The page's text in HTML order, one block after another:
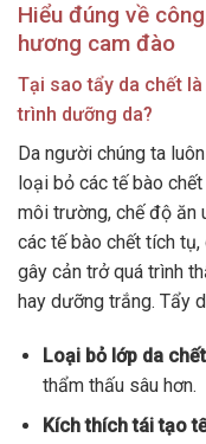
Hiểu đúng về
hương cam đào
Tại sao tẩy da chết
trình dưỡng da?
Da người chúng ta
loại bỏ các tế bào
môi trường, chế độ ăn
các tế bào chết tích
gây cản trở quá trình
hay dưỡng trắng. Tẩy
Loại bỏ lớp da chết
thẩm thấu sâu hơn.
Kích thích tái tạo